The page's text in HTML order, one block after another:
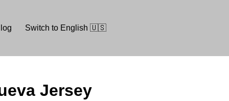
Switch to English 🇺🇸
Jersey